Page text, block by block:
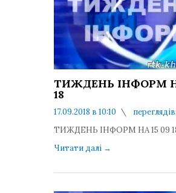
ТИЖДЕНЬ ІНФОРМ
18
17.09.2018 в 10:10
ТИЖДЕНЬ ІНФОРМ НА 15 09
Читати далі →